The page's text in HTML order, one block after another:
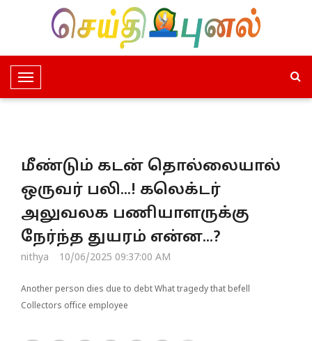
T
o
e
a
v
i
a
மீண்டும் கடன் தொல்லையால்
ஒருவர் பலி...! கலெக்டர்
அலுவலக பணியாளருக்கு
நேர்ந்த துயரம் என்ன...?
nithya 10/06/2025 09:37:00 AM
Another person dies due to debt What tragedy that befell
Collectors office employee